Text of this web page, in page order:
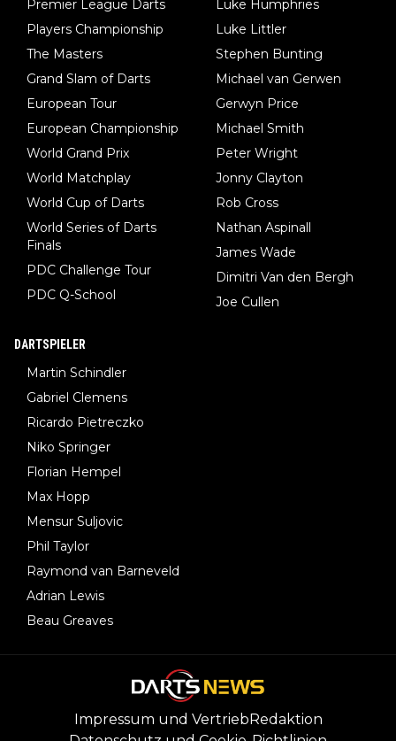
Premier League Darts
Players Championship
The Masters
Grand Slam of Darts
European Tour
European Championship
World Grand Prix
World Matchplay
World Cup of Darts
World Series of Darts
Finals
PDC Challenge Tour
PDC Q-School
Luke Humphries
Luke Littler
Stephen Bunting
Michael van Gerwen
Gerwyn Price
Michael Smith
Peter Wright
Jonny Clayton
Rob Cross
Nathan Aspinall
James Wade
Dimitri Van den Bergh
Joe Cullen
DARTSPIELER
Martin Schindler
Gabriel Clemens
Ricardo Pietreczko
Niko Springer
Florian Hempel
Max Hopp
Mensur Suljovic
Phil Taylor
Raymond van Barneveld
Adrian Lewis
Beau Greaves
Impressum und Vertrieb Redaktion